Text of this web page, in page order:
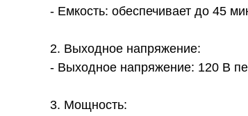
- Емкость: обеспечивает до 45
2. Выходное напряжение:
- Выходное напряжение: 120 В
3. Мощность: